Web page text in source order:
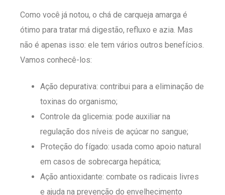
Como você já notou, o chá de carqueja amarga é
ótimo para tratar má digestão, refluxo e azia. Mas
não é apenas isso: ele tem vários outros benefícios.
Vamos conhecê-los:
Ação depurativa: contribui para a eliminação de
toxinas do organismo;
Controle da glicemia: pode auxiliar na
regulação dos níveis de açúcar no sangue;
Proteção do fígado: usada como apoio natural
em casos de sobrecarga hepática;
Ação antioxidante: combate os radicais livres
e ajuda na prevenção do envelhecimento